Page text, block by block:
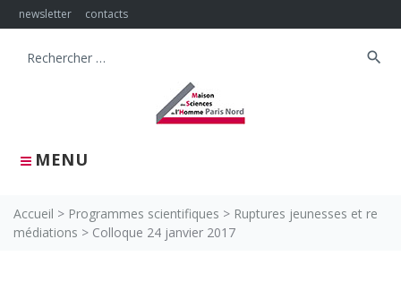
Skip
to
newsletter contacts
MENU
Search
search
Accueil > Programmes scientifiques > Ruptures jeunesses et re
médiations > Colloque 24 janvier 2017